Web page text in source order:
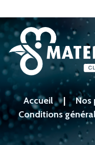
Accueil|Nos
Conditions